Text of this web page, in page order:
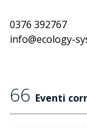
0376 392767
info@ecology-
66 Eventi